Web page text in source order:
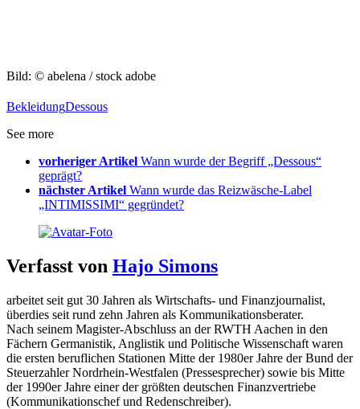
Bild: © abelena / stock adobe
BekleidungDessous
See more
vorheriger Artikel Wann wurde der Begriff „Dessous“
geprägt?
nächster Artikel Wann wurde das Reizwäsche-Label
„INTIMISSIMI“ gegründet?
Verfasst von Hajo Simons
arbeitet seit gut 30 Jahren als Wirtschafts- und Finanzjournalist,
überdies seit rund zehn Jahren als Kommunikationsberater.
Nach seinem Magister-Abschluss an der RWTH Aachen in den
Fächern Germanistik, Anglistik und Politische Wissenschaft waren
die ersten beruflichen Stationen Mitte der 1980er Jahre der Bund der
Steuerzahler Nordrhein-Westfalen (Pressesprecher) sowie bis Mitte
der 1990er Jahre einer der größten deutschen Finanzvertriebe
(Kommunikationschef und Redenschreiber).